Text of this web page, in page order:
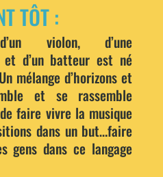
TÔT :
violon, d’une
d’un batteur est né
mélange d’horizons et
et se rassemble
faire vivre la musique
dans un but…faire
gens dans ce langage